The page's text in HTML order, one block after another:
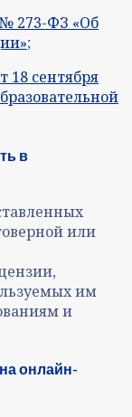
№ 273-ФЗ «Об
;
18 сентября
в
или
им
и
онлайн-